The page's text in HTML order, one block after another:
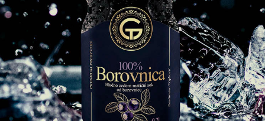
PRIPREMA SOKA
Pažljivo napravljen od svežih borovnica, bez
šećera i dodatnih sastojaka.